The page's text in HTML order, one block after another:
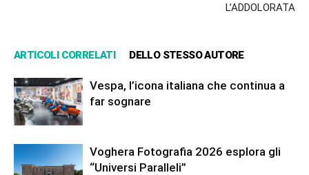
L’ADDOLORATA
ARTICOLI CORRELATI DELLO STESSO AUTORE
Vespa, l’icona italiana che continua a
far sognare
Voghera Fotografia 2026 esplora gli
“Universi Paralleli”